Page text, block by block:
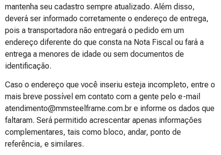
mantenha seu cadastro sempre atualizado. Além disso,
deverá ser informado corretamente o endereço de entrega,
pois a transportadora não entregará o pedido em um
endereço diferente do que consta na Nota Fiscal ou fará a
entrega a menores de idade ou sem documentos de
identificação.
Caso o endereço que você inseriu esteja incompleto, entre o
mais breve possível em contato com a gente pelo e-mail
atendimento@mmsteelframe.com.br e informe os dados que
faltaram. Será permitido acrescentar apenas informações
complementares, tais como bloco, andar, ponto de
referência, e similares.